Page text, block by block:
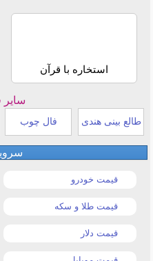
استخاره با قرآن
سایر
طالع بینی هندی فال چوب
قیمت خودرو
قیمت طلا و سکه
قیمت دلار